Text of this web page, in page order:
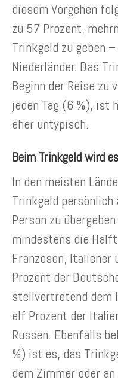
diesem Vorgehen
zu 57 Prozent,
Trinkgeld zu geben
Niederländer. Das
Beginn der Reise zu
jeden Tag (6 %), ist
eher untypisch.
Beim Trinkgeld wird
In den meisten
Trinkgeld persönlich
Person zu
mindestens die
Franzosen, Italiener
Prozent der
stellvertretend dem
elf Prozent der
Russen. Ebenfalls
%) ist es, das
dem Zimmer oder